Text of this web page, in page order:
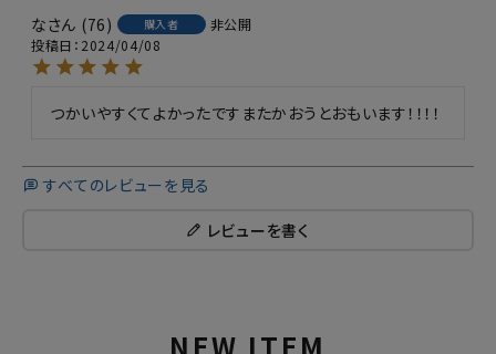
な
76 購入者
非公開
投稿日
2024/04/08
つかいやすくてよかったですまたかおうとおもいます！！！！
すべてのレビューを見る
レビューを書く
NEW ITEM